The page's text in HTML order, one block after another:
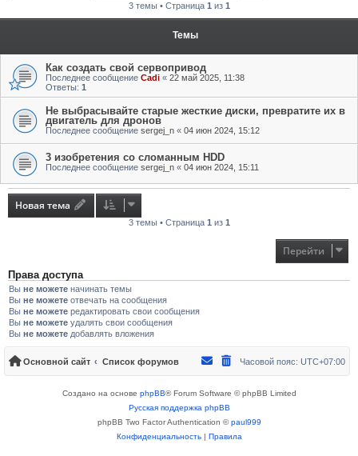
3 темы • Страница 1 из 1
Темы
Как создать свой сервопривод
Последнее сообщение Cadi « 22 май 2025, 11:38
Ответы: 1
Не выбрасывайте старые жесткие диски, превратите их в
двигатель для дронов
Последнее сообщение sergej_n « 04 июн 2024, 15:12
3 изобретения со сломанным HDD
Последнее сообщение sergej_n « 04 июн 2024, 15:11
Новая тема
3 темы • Страница 1 из 1
Перейти
Права доступа
Вы не можете начинать темы
Вы не можете отвечать на сообщения
Вы не можете редактировать свои сообщения
Вы не можете удалять свои сообщения
Вы не можете добавлять вложения
Основной сайт Список форумов Часовой пояс: UTC+07:00
Создано на основе phpBB® Forum Software © phpBB Limited
Русская поддержка phpBB
phpBB Two Factor Authentication ©paul999
Конфиденциальность| Правила